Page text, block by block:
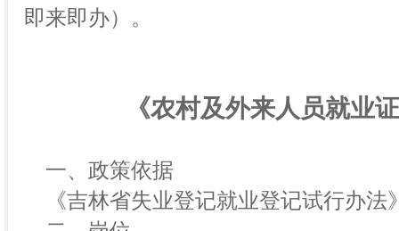
即来即办）。
《农村及外来人员就业
一、政策依据
《吉林省失业登记就业登记试行办法